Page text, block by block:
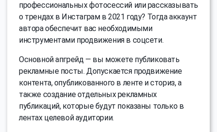
профессиональных фотосессий или рассказывать
о трендах в Инстаграм в 2021 году? Тогда аккаунт
автора обеспечит вас необходимыми
инструментами продвижения в соцсети.
Основной апгрейд — вы можете публиковать
рекламные посты. Допускается продвижение
контента, опубликованного в ленте и сториз, а
также создание отдельных рекламных
публикаций, которые будут показаны только в
лентах целевой аудитории.